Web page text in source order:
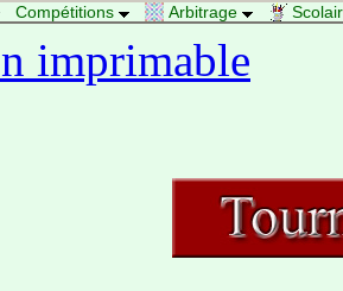
Compétitions Arbitrage
imprimable